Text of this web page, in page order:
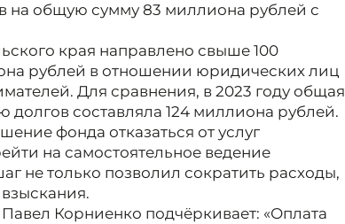
на общую сумму 83 миллиона рублей с
края направлено свыше 100
рублей в отношении юридических лиц
Для сравнения, в 2023 году общая
долгов составляла 124 миллиона рублей.
фонда отказаться от услуг
на самостоятельное ведение
не только позволил сократить расходы,
Корниенко подчёркивает: «Оплата